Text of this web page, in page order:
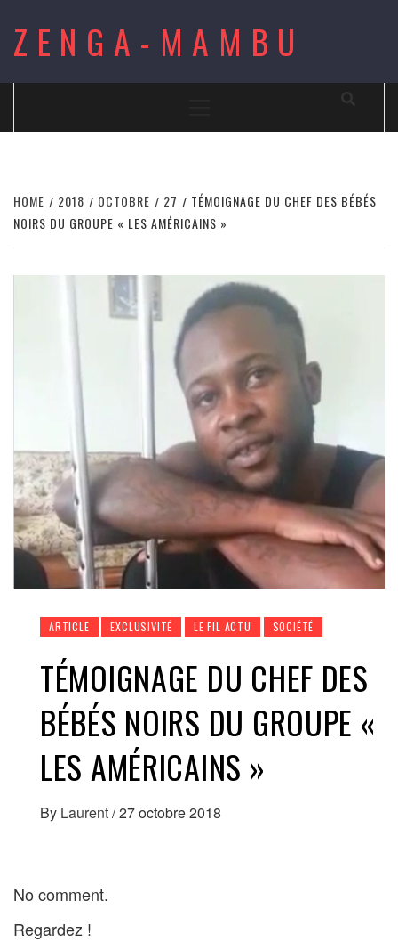
content
ZENGA-MAMBU
HOME 2018 OCTOBRE 27
TÉMOIGNAGE DU CHEF DES BÉBÉS
NOIRS DU GROUPE « LES AMÉRICAINS »
ARTICLE EXCLUSIVITÉ LE FIL ACTU SOCIÉTÉ
TÉMOIGNAGE DU CHEF DES
BÉBÉS NOIRS DU GROUPE «
LES AMÉRICAINS »
By Laurent/27 octobre 2018
No comment.
Regardez !